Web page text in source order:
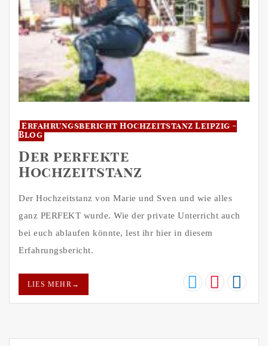
Erfahrungsbericht Hochzeitstanz Leipzig -
Blog
Der perfekte
Hochzeitstanz
Der Hochzeitstanz von Marie und Sven und wie alles
ganz PERFEKT wurde. Wie der private Unterricht auch
bei euch ablaufen könnte, lest ihr hier in diesem
Erfahrungsbericht.
LIES MEHR →